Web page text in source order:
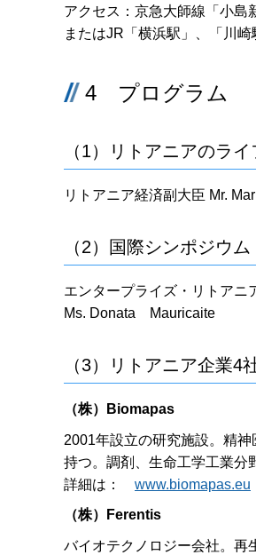
アクセス：京急大師線「小島
またはJR「横浜駅」、「川
4 プログラム
（1）リトアニアのラ
リトアニア経済副大臣 Mr.
（2）国際シンポジウ
エンタープライズ・リトア
Ms. Donata Mauricaite
（3）リトアニア企業
（株）Biomapas
2001年設立の研究施設。精
持つ。調剤、生命工学工業分
詳細は： www.biomapas.eu
（株） Ferentis
バイオテクノロジー会社。再